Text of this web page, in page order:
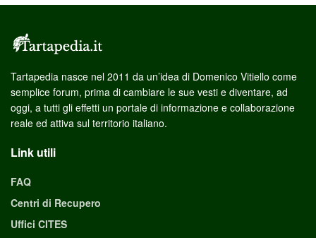
Tartapedia nasce nel 2011 da un’idea di Domenico Vitiello come
semplice forum, prima di cambiare le sue vesti e diventare, ad
oggi, a tutti gli effetti un portale di informazione e collaborazione
reale ed attiva sul territorio italiano.
Link utili
FAQ
Centri di Recupero
Uffici CITES